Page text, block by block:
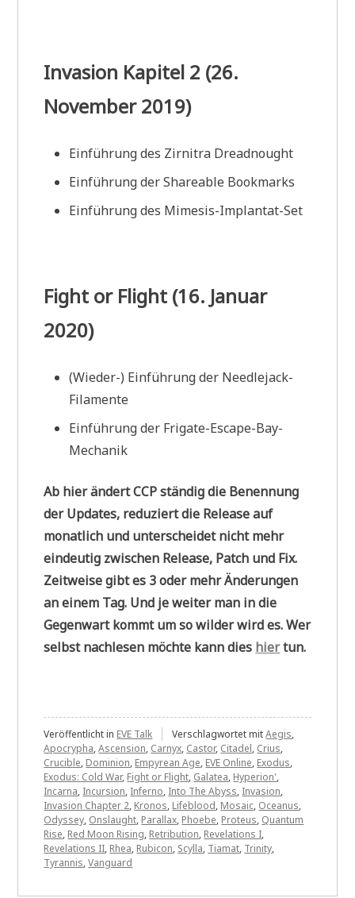
Invasion Kapitel 2 (26.
November 2019)
Einführung des Zirnitra Dreadnought
Einführung der Shareable Bookmarks
Einführung des Mimesis-Implantat-Set
Fight or Flight (16. Januar
2020)
(Wieder-) Einführung der Needlejack-
Filamente
Einführung der Frigate-Escape-Bay-
Mechanik
Ab hier ändert CCP ständig die Benennung
der Updates, reduziert die Release auf
monatlich und unterscheidet nicht mehr
eindeutig zwischen Release, Patch und Fix.
Zeitweise gibt es 3 oder mehr Änderungen
an einem Tag. Und je weiter man in die
Gegenwart kommt um so wilder wird es. Wer
selbst nachlesen möchte kann dies hiertun.
Veröffentlicht in EVE Talk Verschlagwortet mitAegis,
Apocrypha,Ascension, Carnyx, Castor, Citadel, Crius,
Crucible, Dominion, Empyrean Age, EVE Online, Exodus,
Exodus: Cold War, Fight or Flight, Galatea, Hyperion',
Incarna, Incursion, Inferno, Into The Abyss, Invasion,
Invasion Chapter 2, Kronos, Lifeblood, Mosaic, Oceanus,
Odyssey, Onslaught, Parallax, Phoebe, Proteus, Quantum
Rise, Red Moon Rising, Retribution, Revelations I,
Revelations II, Rhea, Rubicon, Scylla, Tiamat, Trinity,
Tyrannis,Vanguard